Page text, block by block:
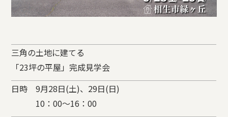
三角の土地に建てる
「23坪の平屋」完成見学会
日時 9月28日(土)、29日(日)
10：00～16：00